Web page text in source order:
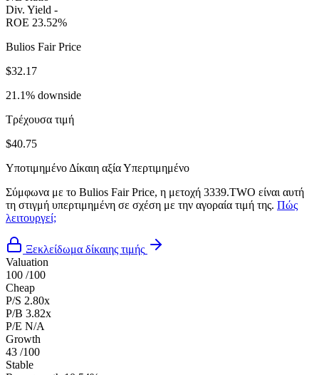
Div. Yield -
ROE 23.52%
Bulios Fair Price
$32.17
21.1% downside
Τρέχουσα τιμή
$40.75
Υποτιμημένο Δίκαιη αξίαΥπερτιμημένο
Σύμφωνα με το Bulios Fair Price, η μετοχή 3339.TWO είναι αυτή
τη στιγμή υπερτιμημένη σε σχέση με την αγοραία τιμή της. Πώς
λειτουργεί;
Ξεκλείδωμα δίκαιης τιμής
Valuation
100 /100
Cheap
P/S 2.80x
P/B 3.82x
P/E N/A
Growth
43 /100
Stable